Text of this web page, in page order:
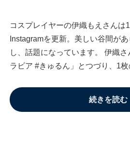
コスプレイヤーの伊織もえさんは
Instagramを更新。美しい谷間が
し、話題になっています。 伊織
ラビア #きゅるん」とつづり、1枚
続きを読む